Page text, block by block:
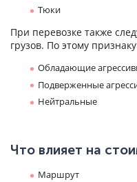
Тюки
При перевозке также
грузов. По этому
Обладающие
Подверженные
Нейтральные
Что влияет на
Маршрут